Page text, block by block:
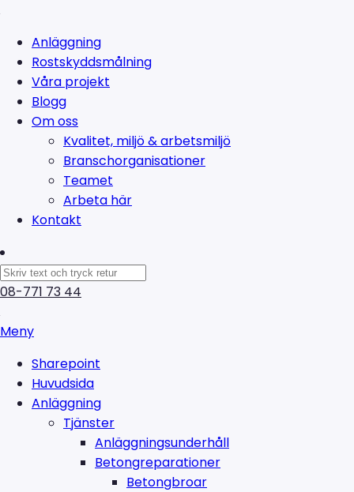
Anläggning
Rostskyddsmålning
Våra projekt
Blogg
Om oss
Kvalitet, miljö & arbetsmiljö
Branschorganisationer
Teamet
Arbeta här
Kontakt
08-771 73 44
Meny
Sharepoint
Huvudsida
Anläggning
Tjänster
Anläggningsunderhåll
Betongreparationer
Betongbroar